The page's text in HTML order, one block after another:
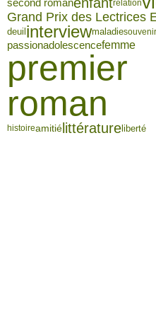
second roman relation
Grand Prix des Lectrices
deuil interviewmaladie
passionadolescencefemme
premier
roman
histoireamitié littératureliberté